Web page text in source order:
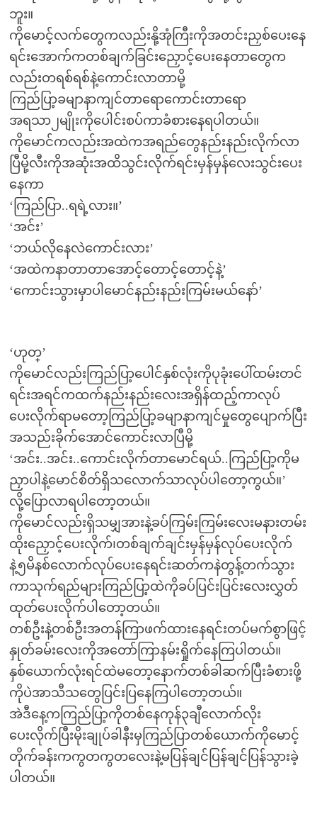
ဘူး။
ကိုမောင့်လက်တွေကလည်းနို့အုံကြီးကိုအတင်းညှစ်ပေးနေ
ရင်းအောက်ကတစ်ချက်ခြင်းညှောင့်ပေးနေတာတွေက
လည်းတရစ်ရစ်နဲ့ကောင်းလာတာမို့
ကြည်ပြာ့ခမျာနာကျင်တာရောကောင်းတာရော
အရသာ၂မျိုးကိုပေါင်းစပ်ကာခံစားနေရပါတယ်။
ကိုမောင်ကလည်းအထဲကအရည်တွေနည်းနည်းလိုက်လာ
ပြီမို့လီးကိုအဆုံးအထိသွင်းလိုက်ရင်းမှန်မှန်လေးသွင်းပေး
နေကာ
‘ကြည်ပြာ..ရရဲ့လား။’
‘အင်း’
‘ဘယ်လိုနေလဲကောင်းလား’
‘အထဲကနာတာတာအောင့်တောင့်တောင့်နဲ့’
‘ကောင်းသွားမှာပါမောင်နည်းနည်းကြမ်းမယ်နော်’
‘ဟုတ္’
ကိုမောင်လည်းကြည်ပြာ့ပေါင်နှစ်လုံးကိုပုခုံးပေါ်ထမ်းတင်
ရင်းအရင်ကထက်နည်းနည်းလေးအရှိန်ထည့်ကာလုပ်
ပေးလိုက်ရာမတော့ကြည်ပြာ့ခမျာနာကျင်မှုတွေပျောက်ပြီး
အသည်းခိုက်အောင်ကောင်းလာပြီမို့
‘အင်း..အင်း..ကောင်းလိုက်တာမောင်ရယ်..ကြည်ပြာ့ကိုမ
ညှာပါနဲ့မောင်စိတ်ရှိသလောက်သာလုပ်ပါတော့ကွယ်။’
လို့ပြောလာရပါတော့တယ်။
ကိုမောင်လည်းရှိသမျှအားနဲ့ခပ်ကြမ်းကြမ်းလေးမနားတမ်း
ထိုးညှောင့်ပေးလိုက်၊တစ်ချက်ချင်းမှန်မှန်လုပ်ပေးလိုက်
နဲ့၅မိနစ်လောက်လုပ်ပေးနေရင်းဆတ်ကနဲတွန့်တက်သွား
ကာသုက်ရည်များကြည်ပြာ့ထဲကိုခပ်ပြင်းပြင်းလေးလွှတ်
ထုတ်ပေးလိုက်ပါတော့တယ်။
တစ်ဦးနဲ့တစ်ဦးအတန်ကြာဖက်ထားနေရင်းတပ်မက်စွာဖြင့်
နှုတ်ခမ်းလေးကိုအတော်ကြာနမ်းရှိုက်နေကြပါတယ်။
နှစ်ယောက်လုံးရင်ထဲမတော့နောက်တစ်ခါဆက်ပြီးခံစားဖို့
ကိုပဲအာသီသတွေပြင်းပြနေကြပါတော့တယ်။
အဲဒီနေ့ကကြည်ပြာ့ကိုတစ်နေကုန်၃ချီလောက်လိုး
ပေးလိုက်ပြီးမိုးချုပ်ခါနီးမှကြည်ပြာတစ်ယောက်ကိုမောင့်
တိုက်ခန်းကကွတကွတလေးနဲ့မပြန်ချင်ပြန်ချင်ပြန်သွားခဲ့
ပါတယ်။